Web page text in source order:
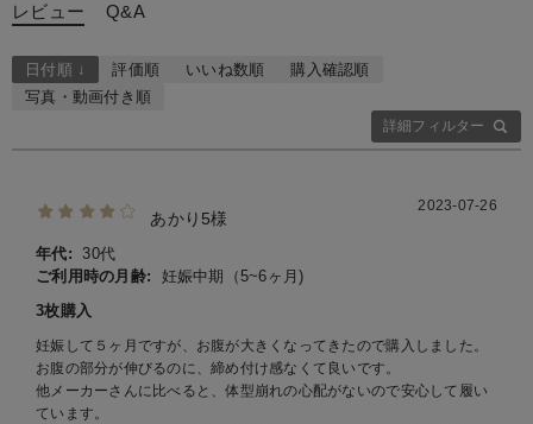
レビュー Q&A
詳細フィルター
日付順 ↓ 評価順 いいね数順
購入確認順
写真・動画付き順
あかり5様
2023-07-26
年代:
30代
ご利用時の月齢:
妊娠中期（5~6ヶ月)
3枚購入
妊娠して５ヶ月ですが、お腹が大きくなってきたので購入しました。
お腹の部分が伸びるのに、締め付け感なくて良いです。
他メーカーさんに比べると、体型崩れの心配がないので安心して履い
ています。